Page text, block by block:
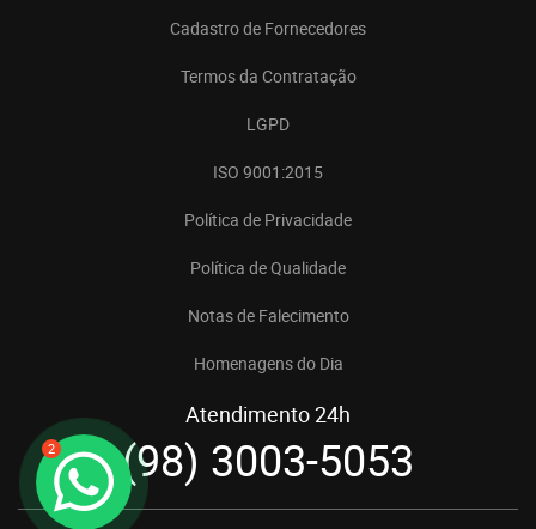
2
Cadastro de Fornecedores
Termos da Contratação
LGPD
ISO 9001:2015
Política de Privacidade
Política de Qualidade
Notas de Falecimento
Homenagens do Dia
Atendimento 24h
(98) 3003-5053